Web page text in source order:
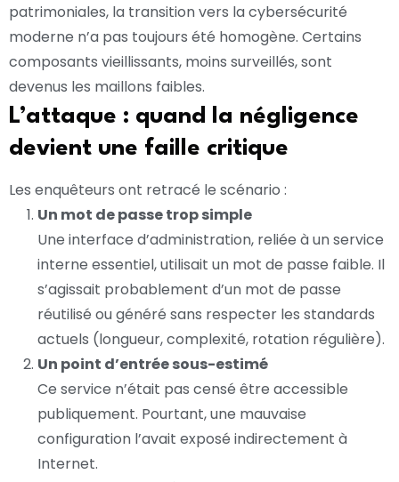
patrimoniales, la transition vers la cybersécurité
moderne n’a pas toujours été homogène. Certains
composants vieillissants, moins surveillés, sont
devenus les maillons faibles.
L’attaque : quand la négligence
devient une faille critique
Les enquêteurs ont retracé le scénario :
Un mot de passe trop simple
Une interface d’administration, reliée à un service
interne essentiel, utilisait un mot de passe faible. Il
s’agissait probablement d’un mot de passe
réutilisé ou généré sans respecter les standards
actuels (longueur, complexité, rotation régulière).
Un point d’entrée sous-estimé
Ce service n’était pas censé être accessible
publiquement. Pourtant, une mauvaise
configuration l’avait exposé indirectement à
Internet.